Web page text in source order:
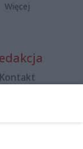
Więcej
Kontakt